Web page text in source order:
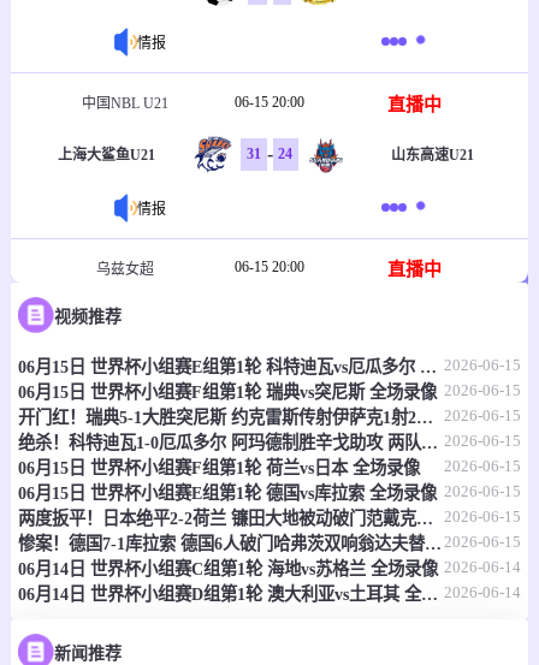
情报
中国NBL U21 06-15 20:00 直播中
上海大鲨鱼U21 31 - 24 山东高速U21
情报
乌兹女超 06-15 20:00 直播中
塔什干火车头女足
情报
乌兹职联 06-15 20:30 直播中
费尔干纳FA 0 - 0 哈沃尔罕
情报
坦桑超 06-15 21:00 即将开始
福斯特FC
视频推荐
06月15日 世界杯小组赛E组第1轮 科特迪瓦vs厄瓜多尔 全场录像 2026-06-15
06月15日 世界杯小组赛F组第1轮 瑞典vs突尼斯 全场录像 2026-06-15
开门红！瑞典5-1大胜突尼斯 约克雷斯传射伊萨克1射2传阿亚里双响 2026-06-15
绝杀！科特迪瓦1-0厄瓜多尔 阿玛德制胜辛戈助攻 两队4中门框 2026-06-15
06月15日 世界杯小组赛F组第1轮 荷兰vs日本 全场录像 2026-06-15
06月15日 世界杯小组赛E组第1轮 德国vs库拉索 全场录像 2026-06-15
两度扳平！日本绝平2-2荷兰 镰田大地被动破门范戴克世界杯首球 2026-06-15
惨案！德国7-1库拉索 德国6人破门哈弗茨双响翁达夫替补1射2传 2026-06-15
06月14日 世界杯小组赛C组第1轮 海地vs苏格兰 全场录像 2026-06-14
06月14日 世界杯小组赛D组第1轮 澳大利亚vs土耳其 全场录像 2026-06-14
新闻推荐